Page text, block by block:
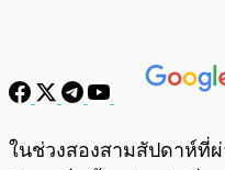
พร้อมเล่น
ในช่วงสองสามสัปดาห์ที่